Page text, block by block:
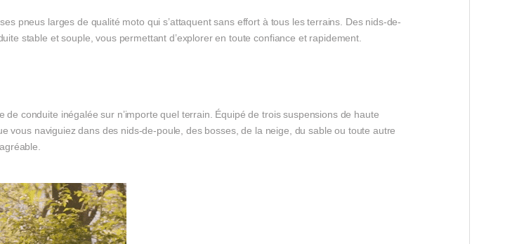
pneus larges de qualité moto qui s’attaquent sans effort à tous les terrains. Des nids-de-
stable et souple, vous permettant d’explorer en toute confiance et rapidement.
conduite inégalée sur n’importe quel terrain. Équipé de trois suspensions de haute
vous naviguiez dans des nids-de-poule, des bosses, de la neige, du sable ou toute autre